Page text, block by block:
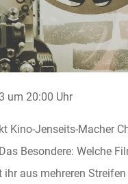
um 20:00 Uhr
Kino-Jenseits-Macher
Besondere: Welche
aus mehreren